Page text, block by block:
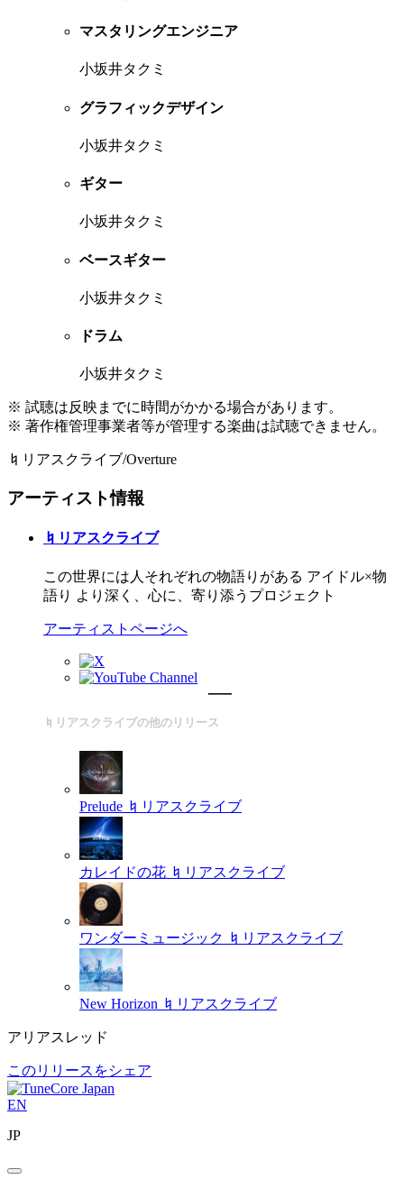
マスタリングエンジニア
小坂井タクミ
グラフィックデザイン
小坂井タクミ
ギター
小坂井タクミ
ベースギター
小坂井タクミ
ドラム
小坂井タクミ
※ 試聴は反映までに時間がかかる場合があります。
※ 著作権管理事業者等が管理する楽曲は試聴できません。
♮リアスクライブ/Overture
アーティスト情報
♮リアスクライブ
この世界には人それぞれの物語りがある アイドル×物
語り より深く、心に、寄り添うプロジェクト
アーティストページへ
♮リアスクライブの他のリリース
Prelude ♮リアスクライブ
カレイドの花 ♮リアスクライブ
ワンダーミュージック ♮リアスクライブ
New Horizon ♮リアスクライブ
アリアスレッド
このリリースをシェア
EN
JP